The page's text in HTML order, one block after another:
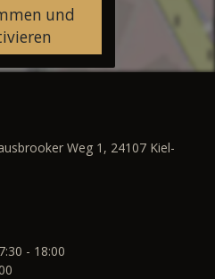
und
Weg 1, 24107 Kiel-
- 18:00